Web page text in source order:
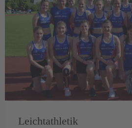
Leichtathletik